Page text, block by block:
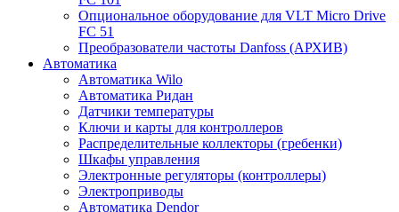
Опциональное оборудование для VLT Micro Drive
FC 51
Преобразователи частоты Danfoss (АРХИВ)
Автоматика
Автоматика Wilo
Автоматика Ридан
Датчики температуры
Ключи и карты для контроллеров
Распределительные коллекторы (гребенки)
Шкафы управления
Электронные регуляторы (контроллеры)
Электроприводы
Автоматика Dendor